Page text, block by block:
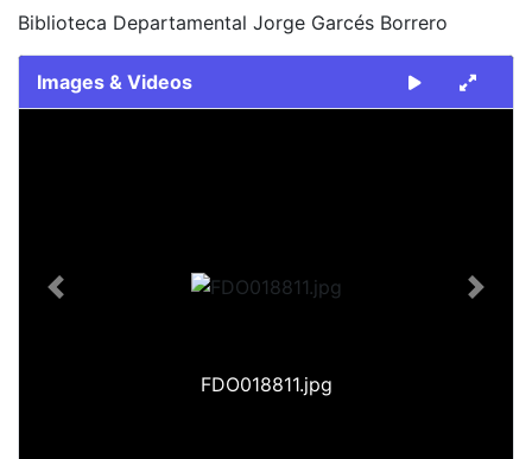
Biblioteca Departamental Jorge Garcés Borrero
Images & Videos
FDO018811.jpg
Previous Next